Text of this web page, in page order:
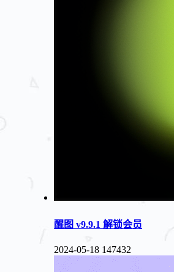
醒图 v9.9.1 解锁会员
2024-05-18 147432